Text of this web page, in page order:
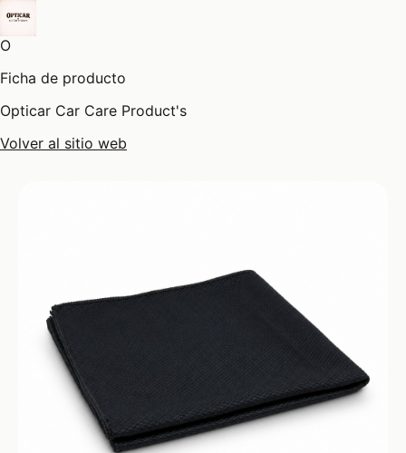
O
Ficha de producto
Opticar Car Care Product's
Volver al sitio web